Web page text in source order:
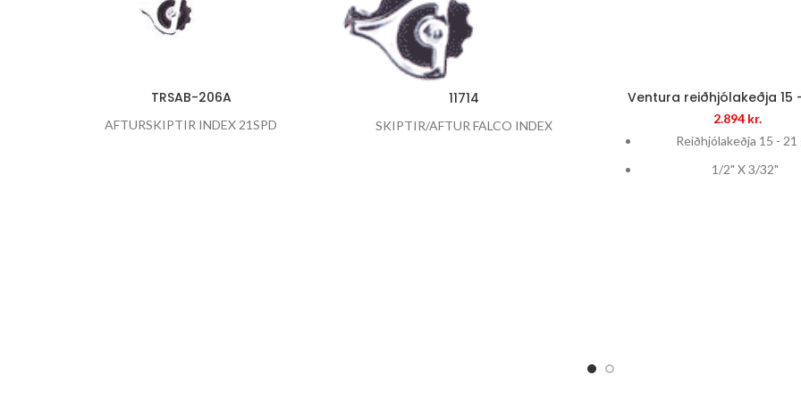
TRSAB-206A
AFTURSKIPTIR INDEX 21SPD
11714
SKIPTIR/AFTUR FALCO INDEX
Ventura reiðhjólakeðja 15
2.894 kr.
Reiðhjólakeðja 15 - 21
1/2" X 3/32"